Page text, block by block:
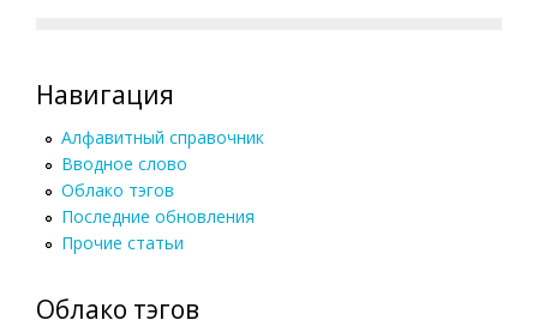
Навигация
Алфавитный справочник
Вводное слово
Облако тэгов
Последние обновления
Прочие статьи
Облако тэгов